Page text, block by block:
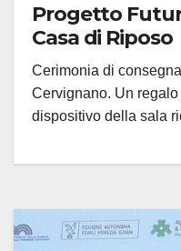
Progetto
Casa di Riposo
Cerimonia di
Cervignano. Un
dispositivo della sala